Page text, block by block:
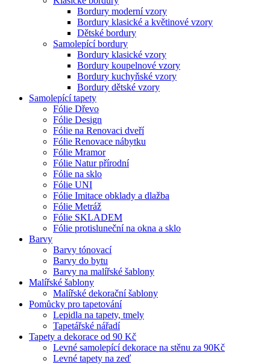
Bordury moderní vzory
Bordury klasické a květinové vzory
Dětské bordury
Samolepící bordury
Bordury klasické vzory
Bordury koupelnové vzory
Bordury kuchyňské vzory
Bordury dětské vzory
Samolepící tapety
Fólie Dřevo
Fólie Design
Fólie na Renovaci dveří
Fólie Renovace nábytku
Fólie Mramor
Fólie Natur přírodní
Fólie na sklo
Fólie UNI
Fólie Imitace obklady a dlažba
Fólie Metráž
Fólie SKLADEM
Fólie protisluneční na okna a sklo
Barvy
Barvy tónovací
Barvy do bytu
Barvy na malířské šablony
Malířské šablony
Malířské dekorační šablony
Pomůcky pro tapetování
Lepidla na tapety, tmely
Tapetářské nářadí
Tapety a dekorace od 90 Kč
Levné samolepící dekorace na stěnu za 90Kč
Levné tapety na zeď